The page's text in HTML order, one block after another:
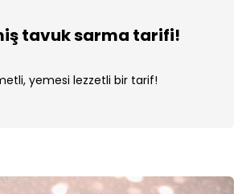
tavuk sarma tarifi!
yemesi lezzetli bir tarif!